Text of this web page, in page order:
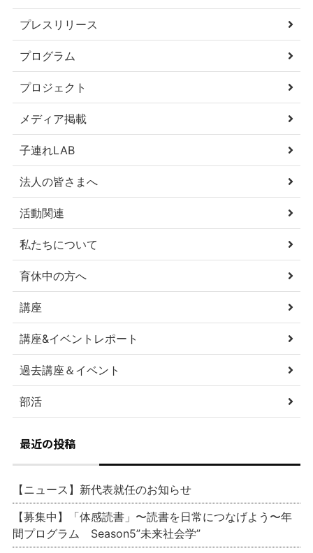
プレスリリース
プログラム
プロジェクト
メディア掲載
子連れLAB
法人の皆さまへ
活動関連
私たちについて
育休中の方へ
講座
講座&イベントレポート
過去講座＆イベント
部活
最近の投稿
【ニュース】新代表就任のお知らせ
【募集中】「体感読書」〜読書を日常につなげよう〜年
間プログラム Season5”未来社会学”